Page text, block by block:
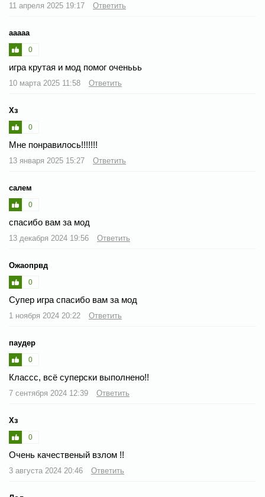
11 апреля 2025 19:17 Ответить
ааааа
0
игра крутая и мод помог оченььь
10 марта 2025 11:58 Ответить
Хз
0
Мне понравилось!!!!!!!
13 января 2025 15:27 Ответить
салем
0
спасибо вам за мод
13 декабря 2024 19:56 Ответить
Ожаопрвд
0
Супер игра спасибо вам за мод
1 ноября 2024 20:22 Ответить
паудер
0
Классс, всё суперски выполнено!!
7 сентября 2024 12:39 Ответить
Хз
0
Очень качественый взлом !!
3 августа 2024 20:46 Ответить